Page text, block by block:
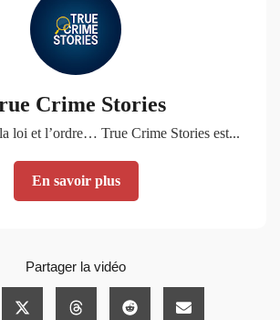
Crime Stories
loi et l’ordre… True Crime Stories est...
En savoir plus
Partager la vidéo